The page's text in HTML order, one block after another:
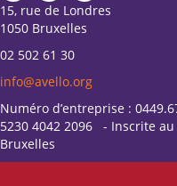
15, rue de Londres
1050 Bruxelles
02 502 61 30
info@avello.org
Numéro d’entreprise :
5230 4042 2096 - Inscrite
Bruxelles